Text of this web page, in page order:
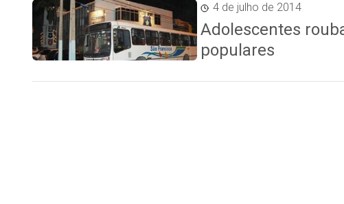
4 de julho de 2014
Adolescentes
populares